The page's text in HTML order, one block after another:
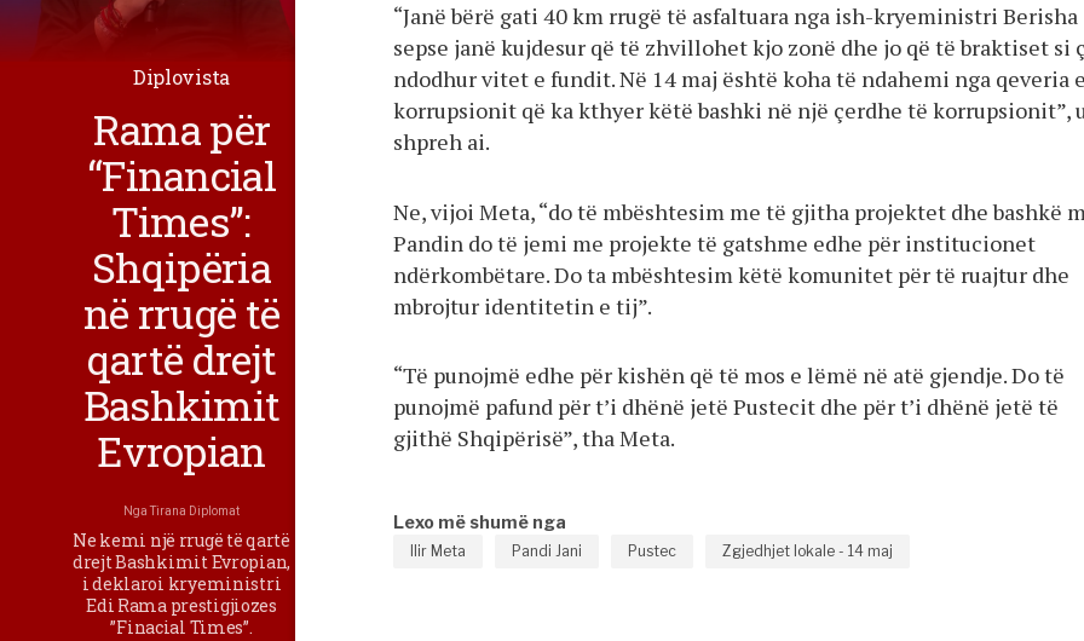
“Janë bërë gati 40 km rrugë të asfaltuara nga ish-kryeministri Berisha
sepse janë kujdesur që të zhvillohet kjo zonë dhe jo që të braktiset si
ndodhur vitet e fundit. Në 14 maj është koha të ndahemi nga qeveria e
korrupsionit që ka kthyer këtë bashki në një çerdhe të korrupsionit”,
shpreh ai.
Ne, vijoi Meta, “do të mbështesim me të gjitha projektet dhe bashkë
Pandin do të jemi me projekte të gatshme edhe për institucionet
ndërkombëtare. Do ta mbështesim këtë komunitet për të ruajtur dhe
mbrojtur identitetin e tij”.
“Të punojmë edhe për kishën që të mos e lëmë në atë gjendje. Do të
punojmë pafund për t’i dhënë jetë Pustecit dhe për t’i dhënë jetë të
gjithë Shqipërisë”, tha Meta.
Lexo më shumë nga
Ilir Meta Pandi Jani Pustec Zgjedhjet lokale - 14 maj
Diplovista
Rama për
“Financial
Times”:
Shqipëria
në rrugë të
qartë drejt
Bashkimit
Evropian
NgaTirana Diplomat
Ne kemi një rrugë të qartë
drejt Bashkimit Evropian,
i deklaroi kryeministri
Edi Rama prestigjiozes
”Finacial Times”.